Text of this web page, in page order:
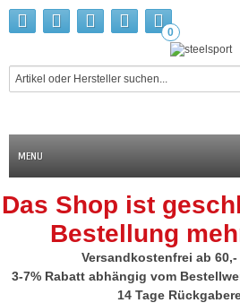
0
MENU
Das Shop ist
Bestellung
Versandkostenfrei ab 60,-
3-7% Rabatt abhängig vom
14 Tage